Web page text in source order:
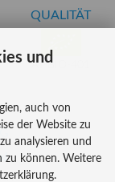
QUALITÄT
AT-BIO-401
und
auch von
der Website zu
analysieren und
zu können. Weitere